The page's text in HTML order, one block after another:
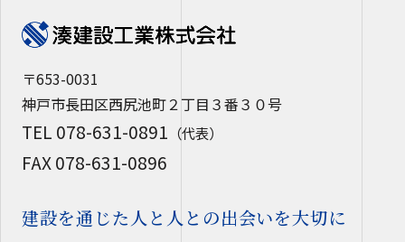
〒653-0031
神戸市長田区西尻池町２丁目３番３０号
TEL 078-631-0891 （代表）
FAX 078-631-0896
建設を通じた人と人との出会いを大切に